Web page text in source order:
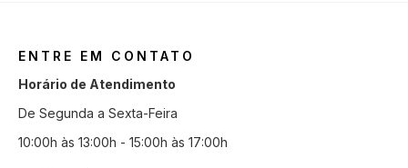
ENTRE EM CONTATO
Horário de Atendimento
De Segunda a Sexta-Feira
10:00h às 13:00h - 15:00h às 17:00h